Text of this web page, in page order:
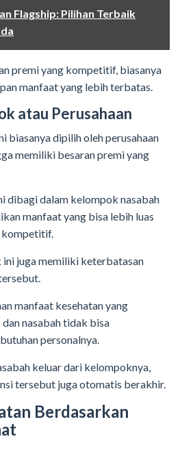
Flagship: Pilihan Terbaik
premi yang kompetitif, biasanya
manfaat yang lebih terbatas.
atau Perusahaan
biasanya dipilih oleh perusahaan
memiliki besaran premi yang
dibagi dalam kelompok nasabah
manfaat yang bisa lebih luas
kompetitif.
juga memiliki keterbatasan
manfaat kesehatan yang
nasabah tidak bisa
personalnya.
keluar dari kelompoknya,
tersebut juga otomatis berakhir.
Berdasarkan